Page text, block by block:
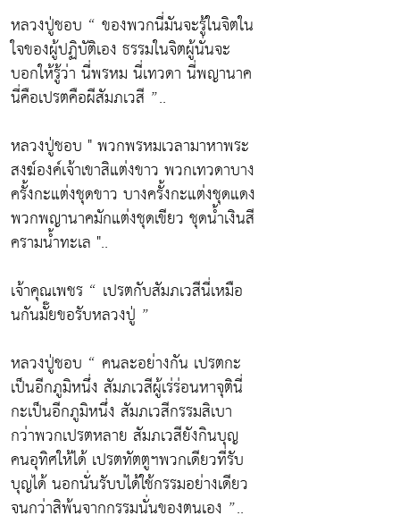
หลวงปู่ชอบ “ ของพวกนี่มันจะรู้ในจิตใน
ใจของผู้ปฏิบัติเอง ธรรมในจิตผู้นั่นจะ
บอกให้รู้ว่า นี่พรหม นี่เทวดา นี่พญานาค
นี่คือเปรตคือผีสัมภเวสี ”..
หลวงปู่ชอบ " พวกพรหมเวลามาหาพระ
สงฆ์องค์เจ้าเขาสิแต่งขาว พวกเทวดาบาง
ครั้งกะแต่งชุดขาว บางครั้งกะแต่งชุดแดง
พวกพญานาคมักแต่งชุดเขียว ชุดน้ำเงินสี
ครามน้ำทะเล "..
เจ้าคุณเพชร “ เปรตกับสัมภเวสีนี่เหมือ
นกันมั๊ยขอรับหลวงปู่ ”
หลวงปู่ชอบ “ คนละอย่างกัน เปรตกะ
เป็นอีกภูมิหนึ่ง สัมภเวสีผู้เร่ร่อนหาจุตินี่
กะเป็นอีกภูมิหนึ่ง สัมภเวสีกรรมสิเบา
กว่าพวกเปรตหลาย สัมภเวสียังกินบุญ
คนอุทิศให้ได้ เปรตทัตตูฯพวกเดียวที่รับ
บุญได้ นอกนั่นรับบ่ได้ใช้กรรมอย่างเดียว
จนกว่าสิพ้นจากกรรมนั่นของตนเอง ”..